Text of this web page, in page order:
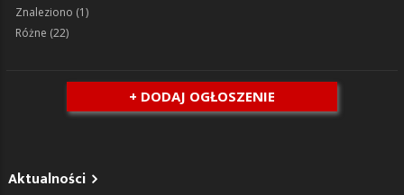
Znaleziono (1)
Różne (22)
+ DODAJ OGŁOSZENIE
Aktualności